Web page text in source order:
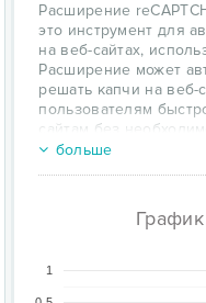
Расширение
это инструмент для
на веб-сайтах,
Расширение может
решать капчи на веб-
пользователям
сайтам без
вручную.Основные
автоматически
больше
1